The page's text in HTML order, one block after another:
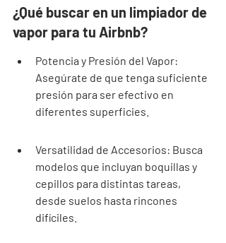
¿Qué buscar en un limpiador de
vapor para tu Airbnb?
Potencia y Presión del Vapor:
Asegúrate de que tenga suficiente
presión para ser efectivo en
diferentes superficies.
Versatilidad de Accesorios: Busca
modelos que incluyan boquillas y
cepillos para distintas tareas,
desde suelos hasta rincones
difíciles.